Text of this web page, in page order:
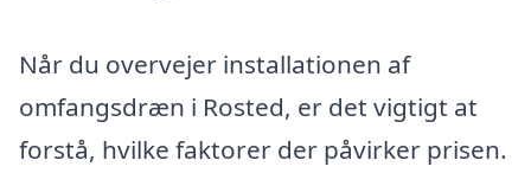
Når du overvejer installationen af
omfangsdræn i Rosted, er det vigtigt at
forstå, hvilke faktorer der påvirker prisen.